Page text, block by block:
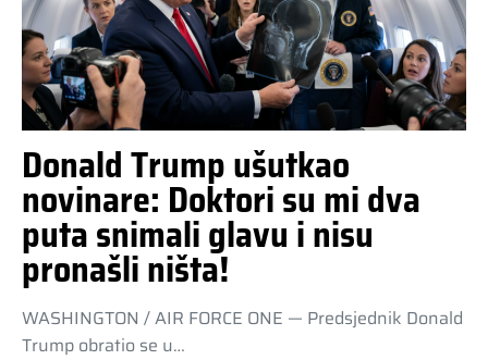
Donald Trump ušutkao
novinare: Doktori su mi dva
puta snimali glavu i nisu
pronašli ništa!
WASHINGTON / AIR FORCE ONE — Predsjednik Donald
Trump obratio se u…